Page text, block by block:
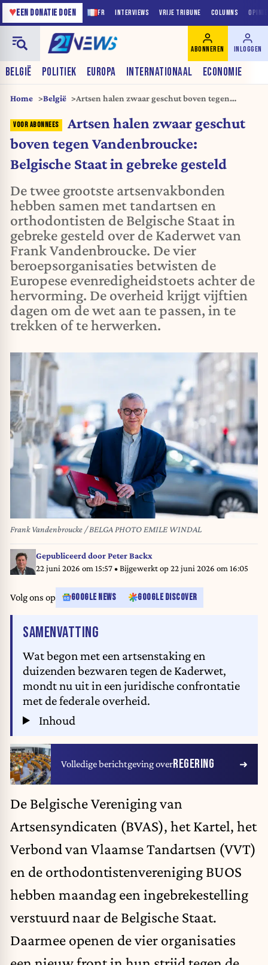
FR INTERVIEWS VRIJE TRIBUNE COLUMNS
♥EEN DONATIE DOEN
BELGIË POLITIEK EUROPA INTERNATIONAAL ECONOMIE
ABONNEREN INLOGGEN
Home België
Artsen halen zwaar geschut boven tegen
gesteld
Artsen halen zwaar geschut
boven tegen Vandenbroucke:
Belgische Staat in gebreke gesteld
De twee grootste artsenvakbonden
hebben samen met tandartsen en
orthodontisten de Belgische Staat in
gebreke gesteld over de Kaderwet van
Frank Vandenbroucke. De vier
beroepsorganisaties betwisten de
Europese evenredigheidstoets achter de
hervorming. De overheid krijgt vijftien
dagen om de wet aan te passen, in te
trekken of te herwerken.
Frank Vandenbroucke / BELGA PHOTO EMILE WINDAL
Gepubliceerd doorPeter Backx
22 juni 2026 om 15:57• Bijgewerkt op22 juni 2026 om 16:05
Volg ons op GOOGLE NEWS GOOGLE DISCOVER
SAMENVATTING
Wat begon met een artsenstaking en
duizenden bezwaren tegen de Kaderwet,
mondt nu uit in een juridische confrontatie
met de federale overheid.
Inhoud
Volledige berichtgeving overREGERING
De Belgische Vereniging van
Artsensyndicaten (BVAS), het Kartel, het
Verbond van Vlaamse Tandartsen (VVT)
en de orthodontistenvereniging BUOS
hebben maandag een ingebrekestelling
verstuurd naar de Belgische Staat.
Daarmee openen de vier organisaties